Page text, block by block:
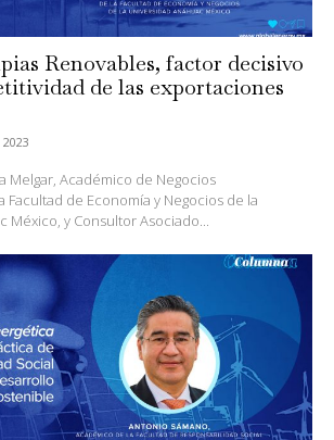
Renovables, factor decisivo
de las exportaciones
Melgar, Académico de Negocios
Facultad de Economía y Negocios de la
México, y Consultor Asociado...